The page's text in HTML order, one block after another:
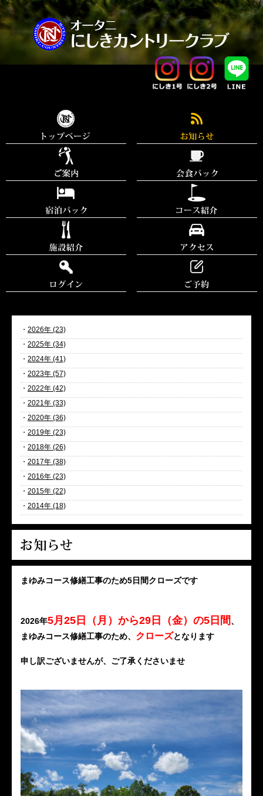
・ 2026年 (23)
・ 2025年 (34)
・ 2024年 (41)
・ 2023年 (57)
・ 2022年 (42)
・ 2021年 (33)
・ 2020年 (36)
・ 2019年 (23)
・ 2018年 (26)
・ 2017年 (38)
・ 2016年 (23)
・ 2015年 (22)
・ 2014年 (18)
まゆみコース修繕工事のため5日間クローズです
2026年5月25日（月）から29日（金）の5日間、
まゆみコース修繕工事のため、 クローズとなります
申し訳ございませんが、 ご了承くださいませ